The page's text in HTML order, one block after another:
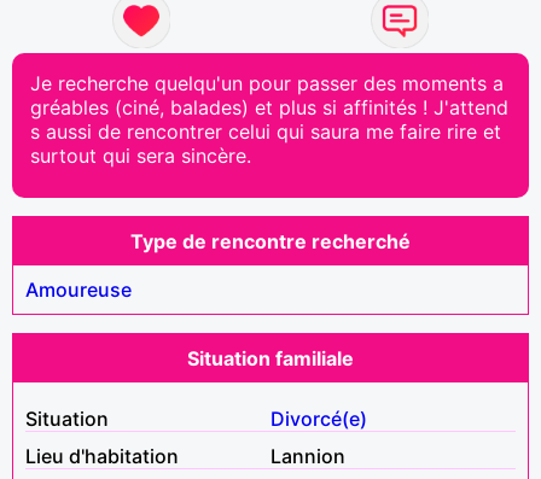
Je recherche quelqu'un pour passer des moments a
gréables (ciné, balades) et plus si affinités ! J'attend
s aussi de rencontrer celui qui saura me faire rire et
surtout qui sera sincère.
Type de rencontre recherché
Amoureuse
Situation familiale
Situation
Divorcé(e)
Lieu d'habitation
Lannion